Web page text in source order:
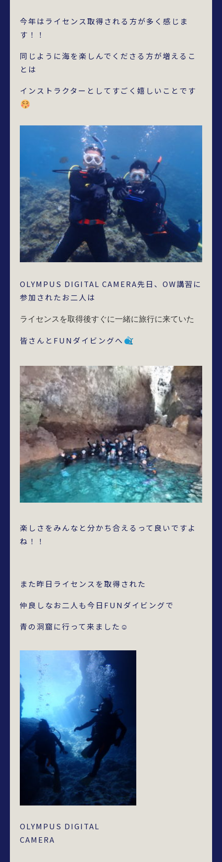
今年はライセンス取得される方が多く感じま
す！！
同じように海を楽しんでくださる方が増えるこ
とは
インストラクターとしてすごく嬉しいことです
OLYMPUS DIGITAL CAMERA先日、OW講習に
参加されたお二人は
ライセンスを取得後すぐに一緒に旅行に来ていた
皆さんとFUNダイビングへ
楽しさをみんなと分かち合えるって良いですよ
ね！！
また昨日ライセンスを取得された
仲良しなお二人も今日FUNダイビングで
青の洞窟に行って来ました☺
OLYMPUS DIGITAL
CAMERA